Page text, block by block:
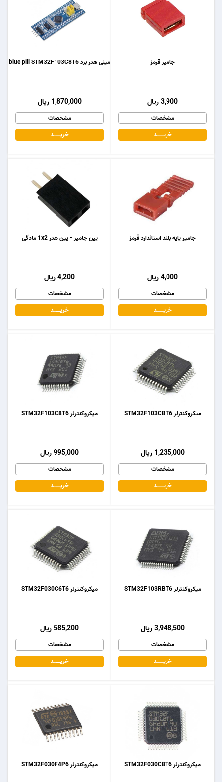
مینی هدر برد blue pill STM32F103C8T6
1,870,000 ریال
مشخصات
خریـــــــد
جامپر قرمز
3,900 ریال
مشخصات
خریـــــــد
پین جامپر - پین هدر 1x2 مادگی
4,200 ریال
مشخصات
خریـــــــد
جامپر پایه بلند استاندارد قرمز
4,000 ریال
مشخصات
خریـــــــد
میکروکنترلر STM32F103C8T6
995,000 ریال
مشخصات
خریـــــــد
میکروکنترلر STM32F103CBT6
1,235,000 ریال
مشخصات
خریـــــــد
میکروکنترلر STM32F030C6T6
585,200 ریال
مشخصات
خریـــــــد
میکروکنترلر STM32F103RBT6
3,948,500 ریال
مشخصات
خریـــــــد
میکروکنترلر STM32F030F4P6 میکروکنترلر STM32F030C8T6